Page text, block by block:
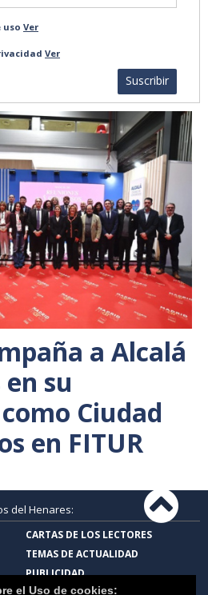
uso Ver
Ver
Suscribir
a Alcalá
su
Ciudad
en FITUR
del Henares:
CARTAS DE LOS LECTORES
TEMAS DE ACTUALIDAD
PUBLICIDAD
el Uso de cookies: